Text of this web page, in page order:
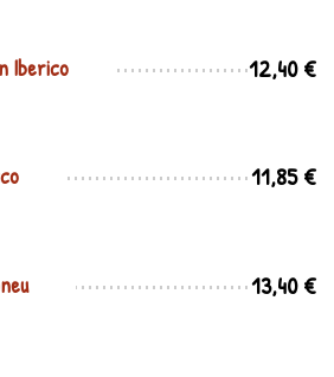
Iberico 12,40 €
11,85 €
13,40 €